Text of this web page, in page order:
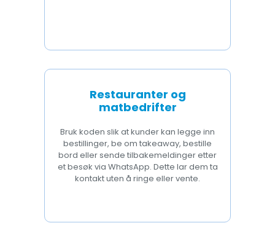
Restauranter og
matbedrifter
Bruk koden slik at kunder kan legge inn
bestillinger, be om takeaway, bestille
bord eller sende tilbakemeldinger etter
et besøk via WhatsApp. Dette lar dem ta
kontakt uten å ringe eller vente.